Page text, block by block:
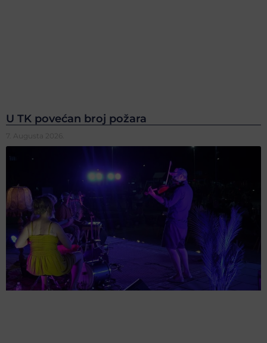
U TK povećan broj požara
7. Augusta 2026.